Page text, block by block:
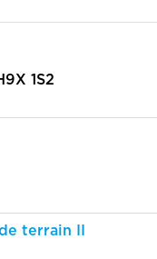
1S2
terrain II